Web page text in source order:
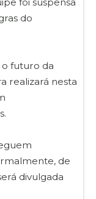
do
futuro da
realizará nesta
de
divulgada